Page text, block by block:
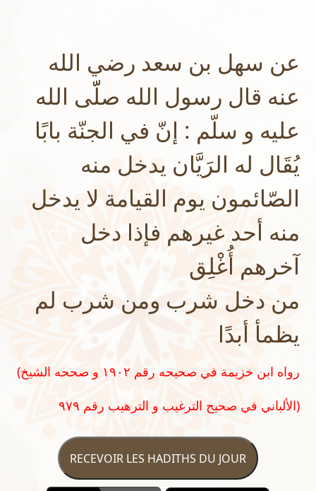
عن سهل بن سعد رضي الله
عنه قال رسول الله صلّّى الله
عليه و سلّم : إنّ في الجنّة بابًا
يُقَال له الرَيَّان يدخل منه
الصّائمون يوم القيامة لا يدخل
منه أحد غيرهم فإذا دخل
آخرهم أُغْلِق
من دخل شرب ومن شرب لم
يظمأ أبدًا
(رواه ابن خزيمة في صحيحه رقم ١٩٠٢ و صححه الشيخ
الألباني في صحيح الترغيب و الترهيب رقم ٩٧٩)
RECEVOIR LES HADITHS DU JOUR